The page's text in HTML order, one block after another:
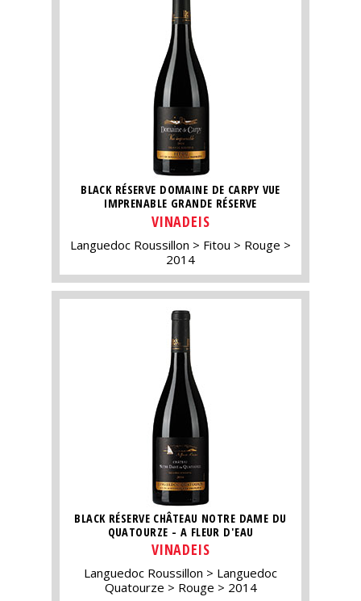
BLACK RÉSERVE DOMAINE DE CARPY VUE
IMPRENABLE GRANDE RÉSERVE
VINADEIS
Languedoc Roussillon Fitou
Rouge
2014
BLACK RÉSERVE CHÂTEAU NOTRE DAME DU
QUATOURZE - A FLEUR D'EAU
VINADEIS
Languedoc Roussillon
Languedoc
Quatourze
Rouge 2014